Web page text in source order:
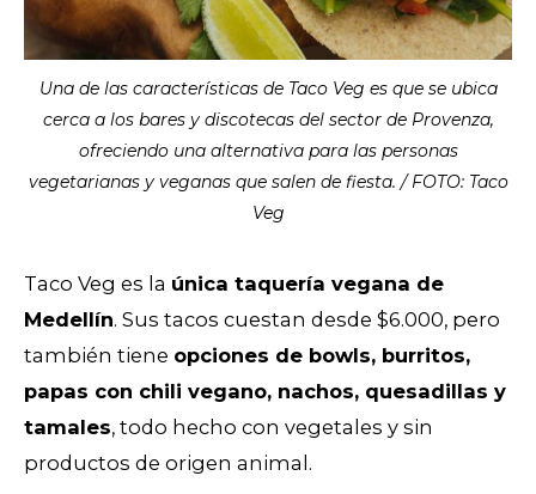
Una de las características de Taco Veg es que se ubica
cerca a los bares y discotecas del sector de Provenza,
ofreciendo una alternativa para las personas
vegetarianas y veganas que salen de fiesta. / FOTO: Taco
Veg
Taco Veg es la única taquería vegana de
Medellín. Sus tacos cuestan desde $6.000, pero
también tiene opciones de bowls, burritos,
papas con chili vegano, nachos, quesadillas y
tamales, todo hecho con vegetales y sin
productos de origen animal.